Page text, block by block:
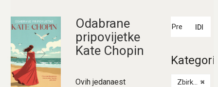
Odabrane
pripovijetke
Kate Chopin
Ovih jedanaest
IDI
×
Zbirka priča